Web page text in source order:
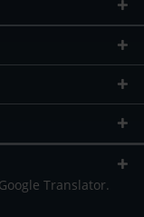
Translator.